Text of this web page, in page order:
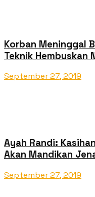
Korban Meninggal
Teknik Hembuskan
September 27, 2019
Ayah Randi:
Akan Mandikan
September 27, 2019